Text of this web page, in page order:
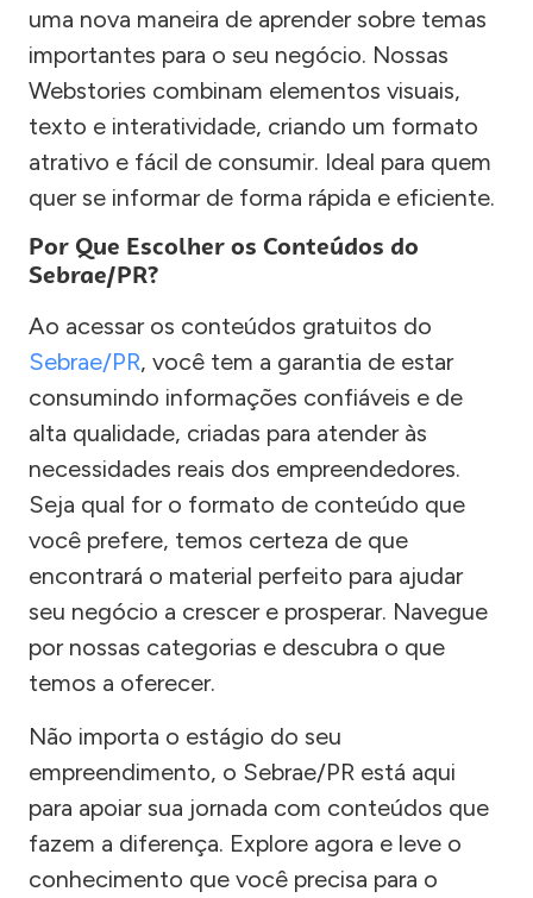
uma nova maneira de aprender sobre temas
importantes para o seu negócio. Nossas
Webstories combinam elementos visuais,
texto e interatividade, criando um formato
atrativo e fácil de consumir. Ideal para quem
quer se informar de forma rápida e eficiente.
Por Que Escolher os Conteúdos do
Sebrae/PR?
Ao acessar os conteúdos gratuitos do
Sebrae/PR, você tem a garantia de estar
consumindo informações confiáveis e de
alta qualidade, criadas para atender às
necessidades reais dos empreendedores.
Seja qual for o formato de conteúdo que
você prefere, temos certeza de que
encontrará o material perfeito para ajudar
seu negócio a crescer e prosperar. Navegue
por nossas categorias e descubra o que
temos a oferecer.
Não importa o estágio do seu
empreendimento, o Sebrae/PR está aqui
para apoiar sua jornada com conteúdos que
fazem a diferença. Explore agora e leve o
conhecimento que você precisa para o